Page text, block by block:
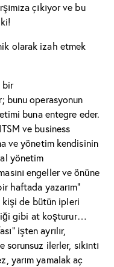
çıkıyor ve bu
olarak izah etmek
bir
operasyonun
buna entegre eder.
ve business
ve yönetim kendisinin
yönetim
engeller ve önüne
haftada yazarım”
kişi de bütün ipleri
gibi at koşturur…
işten ayrılır,
ilerler, sıkıntı
yarım yamalak aç